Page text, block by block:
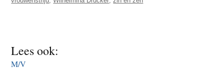
Lees ook:
M/V